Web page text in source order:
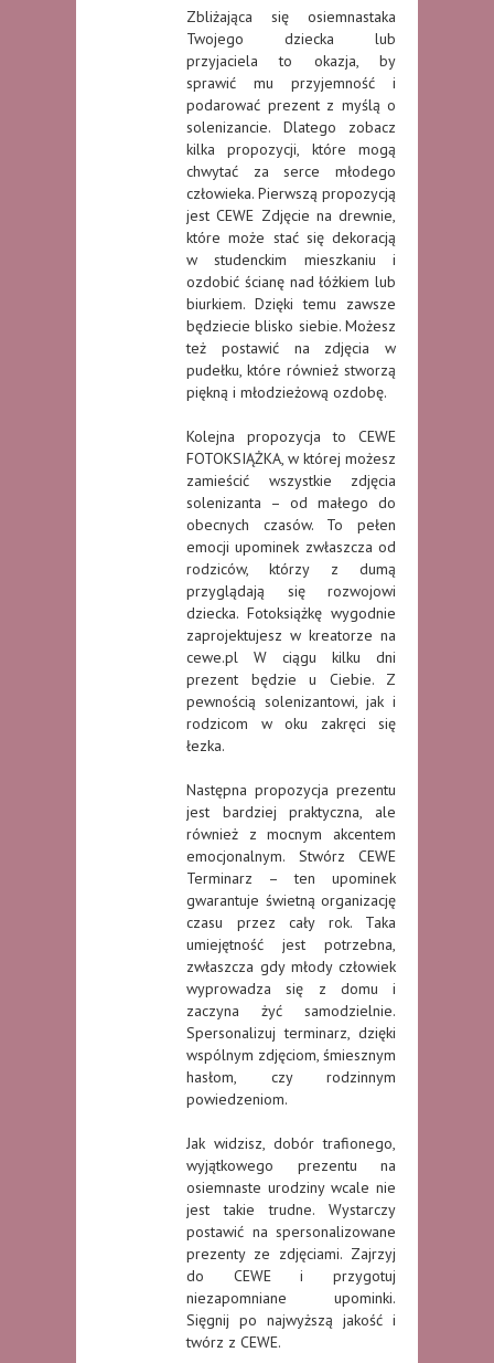
Zbliżająca się osiemnastaka
Twojego dziecka lub
przyjaciela to okazja, by
sprawić mu przyjemność i
podarować prezent z myślą o
solenizancie. Dlatego zobacz
kilka propozycji, które mogą
chwytać za serce młodego
człowieka. Pierwszą propozycją
jest CEWE Zdjęcie na drewnie,
które może stać się dekoracją
w studenckim mieszkaniu i
ozdobić ścianę nad łóżkiem lub
biurkiem. Dzięki temu zawsze
będziecie blisko siebie. Możesz
też postawić na zdjęcia w
pudełku, które również stworzą
piękną i młodzieżową ozdobę.
Kolejna propozycja to CEWE
FOTOKSIĄŻKA, w której możesz
zamieścić wszystkie zdjęcia
solenizanta – od małego do
obecnych czasów. To pełen
emocji upominek zwłaszcza od
rodziców, którzy z dumą
przyglądają się rozwojowi
dziecka. Fotoksiążkę wygodnie
zaprojektujesz w kreatorze na
cewe.pl W ciągu kilku dni
prezent będzie u Ciebie. Z
pewnością solenizantowi, jak i
rodzicom w oku zakręci się
łezka.
Następna propozycja prezentu
jest bardziej praktyczna, ale
również z mocnym akcentem
emocjonalnym. Stwórz CEWE
Terminarz – ten upominek
gwarantuje świetną organizację
czasu przez cały rok. Taka
umiejętność jest potrzebna,
zwłaszcza gdy młody człowiek
wyprowadza się z domu i
zaczyna żyć samodzielnie.
Spersonalizuj terminarz, dzięki
wspólnym zdjęciom, śmiesznym
hasłom, czy rodzinnym
powiedzeniom.
Jak widzisz, dobór trafionego,
wyjątkowego prezentu na
osiemnaste urodziny wcale nie
jest takie trudne. Wystarczy
postawić na spersonalizowane
prezenty ze zdjęciami. Zajrzyj
do CEWE i przygotuj
niezapomniane upominki.
Sięgnij po najwyższą jakość i
twórz z CEWE.